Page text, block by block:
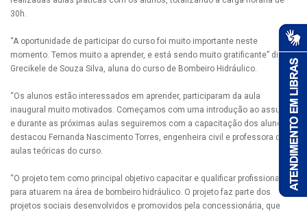
30h.
“A oportunidade de participar do curso foi muito importante neste
momento. Temos muito a aprender, e está sendo muito gratificante” disse
Grecikele de Souza Silva, aluna do curso de Bombeiro Hidráulico.
“Os alunos estão interessados em aprender, participaram da aula
inaugural muito motivados. Começamos com uma introdução ao assunto
e durante as próximas aulas seguiremos com a capacitação dos alunos”
destacou Fernanda Nascimento Torres, engenheira civil e professora das
aulas teóricas do curso.
“O projeto tem como principal objetivo capacitar e qualificar profissionais
para atuarem na área de bombeiro hidráulico. O projeto faz parte dos
projetos sociais desenvolvidos e promovidos pela concessionária, que